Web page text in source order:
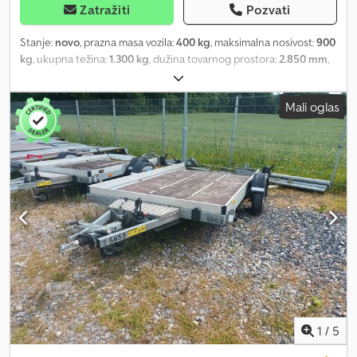
Zatražiti Pozvati
Stanje: novo, prazna masa vozila:400 kg, maksimalna nosivost:900
kg , ukupna težina:1.300 kg , dužina tovarnog prostora: 2.850 mm
1.570 mm
Genijalan motociklistički prikolica renomiranog *proizvođača
prikolica* *VEZEKO*, model MOTOVAN-B13. Pogodna za teške
*motocikle* zahvaljujući podeljenoj rampi za utovar, stabilnom
ramu i brojnim mogućnostima za vezivanje tereta. *Motocikl* se
može sigurno voziti ili gurati direktno na *auto prikolicu*.
*Motociklistički držači prednjeg točka* se mogu pričvrstiti
gotovo bilo gde na podu *motociklističke prikolice*. Takođe,
*držač točka* se može podešavati za različite veličine točkova.
Standardna oprema ovog *prikoličara za motocikle* uključuje dva
podesiva *držača prednjeg točka*, četiri podesive *vezne kuke*,
*pod sa perforiranim profilom* koji omogućava protivkliznost i
vezivanje tereta, stabilnu *utovarnu rampu* sa perforiranim
profilom i osloncem, zavarene *vezne tačke*, *potporno točak,
stabilan zavareni ram, toplocinkovani kupanjem*, kao i veoma
stabilnu *V vučnu šipku*. Dodatna oprema uključuje *kutiju za
vučnu šipku*, *kaiševe za vezivanje motocikla*, *vezne kaiševe,
Mali oglas
1 / 5